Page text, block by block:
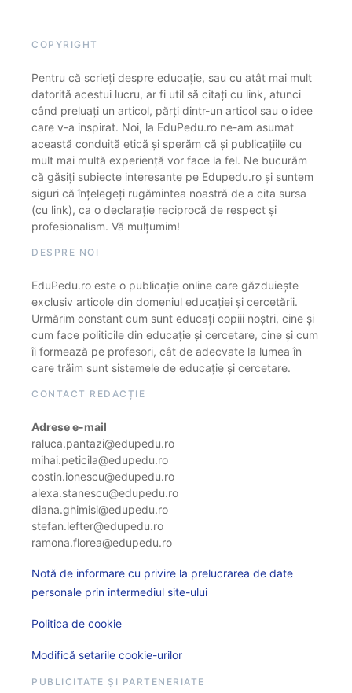
COPYRIGHT
Pentru că scrieți despre educație, sau cu atât mai mult
datorită acestui lucru, ar fi util să citați cu link, atunci
când preluați un articol, părți dintr-un articol sau o idee
care v-a inspirat. Noi, la EduPedu.ro ne-am asumat
această conduită etică și sperăm că și publicațiile cu
mult mai multă experiență vor face la fel. Ne bucurăm
că găsiți subiecte interesante pe Edupedu.ro și suntem
siguri că înțelegeți rugămintea noastră de a cita sursa
(cu link), ca o declarație reciprocă de respect și
profesionalism. Vă mulțumim!
DESPRE NOI
EduPedu.ro este o publicație online care găzduiește
exclusiv articole din domeniul educației și cercetării.
Urmărim constant cum sunt educați copiii noștri, cine și
cum face politicile din educație și cercetare, cine și cum
îi formează pe profesori, cât de adecvate la lumea în
care trăim sunt sistemele de educație și cercetare.
CONTACT REDACȚIE
Adrese e-mail
raluca.pantazi@edupedu.ro
mihai.peticila@edupedu.ro
costin.ionescu@edupedu.ro
alexa.stanescu@edupedu.ro
diana.ghimisi@edupedu.ro
stefan.lefter@edupedu.ro
ramona.florea@edupedu.ro
Notă de informare cu privire la prelucrarea de date
personale prin intermediul site-ului
Politica de cookie
Modifică setarile cookie-urilor
PUBLICITATE ȘI PARTENERIATE